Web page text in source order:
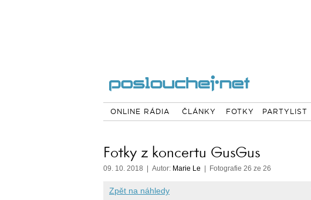
ONLINE RÁDIA ČLÁNKY FOTKY PARTYLIST
Fotky z koncertu GusGus
09. 10. 2018 | Autor: Marie Le | Fotografie 26 ze 26
Zpět na náhledy